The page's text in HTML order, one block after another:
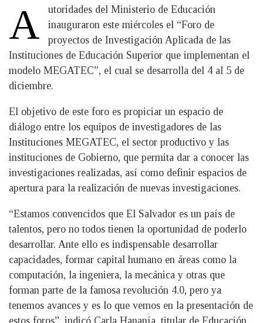
A
utoridades del Ministerio de Educación
inauguraron este miércoles el “Foro de
proyectos de Investigación Aplicada de las
Instituciones de Educación Superior que implementan el
modelo MEGATEC”, el cual se desarrolla del 4 al 5 de
diciembre.
El objetivo de este foro es propiciar un espacio de
diálogo entre los equipos de investigadores de las
Instituciones MEGATEC, el sector productivo y las
instituciones de Gobierno, que permita dar a conocer las
investigaciones realizadas, así como definir espacios de
apertura para la realización de nuevas investigaciones.
“Estamos convencidos que El Salvador es un país de
talentos, pero no todos tienen la oportunidad de poderlo
desarrollar. Ante ello es indispensable desarrollar
capacidades, formar capital humano en áreas como la
computación, la ingeniera, la mecánica y otras que
forman parte de la famosa revolución 4.0, pero ya
tenemos avances y es lo que vemos en la presentación de